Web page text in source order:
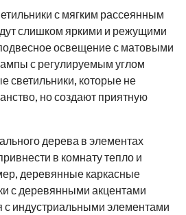
с мягким рассеянным
слишком яркими и режущими
освещение с матовыми
с регулируемым углом
светильники, которые не
но создают приятную
дерева в элементах
в комнату тепло и
деревянные каркасные
с деревянными акцентами
с индустриальными элементами